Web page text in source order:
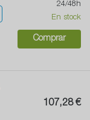
24/48h
En stock
Comprar
107,28 €